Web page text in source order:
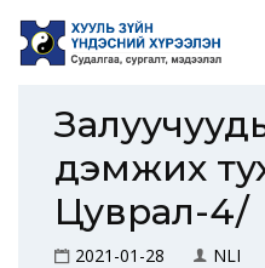
дэмжих
Цуврал-4/
2021-01-28 NLI